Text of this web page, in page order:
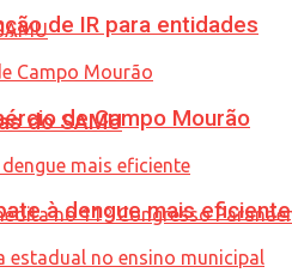
do SAMU
de IR para entidades
de Campo Mourão
à dengue mais eficiente